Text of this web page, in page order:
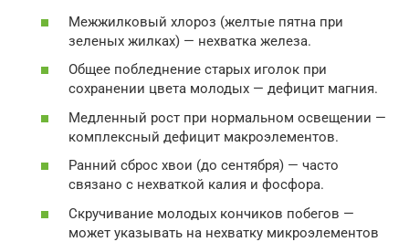
Межжилковый хлороз (желтые пятна при
зеленых жилках) — нехватка железа.
Общее побледнение старых иголок при
сохранении цвета молодых — дефицит магния.
Медленный рост при нормальном освещении —
комплексный дефицит макроэлементов.
Ранний сброс хвои (до сентября) — часто
связано с нехваткой калия и фосфора.
Скручивание молодых кончиков побегов —
может указывать на нехватку микроэлементов